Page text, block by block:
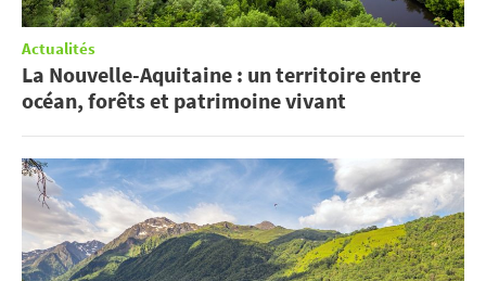
Actualités
La Nouvelle-Aquitaine : un territoire entre
océan, forêts et patrimoine vivant